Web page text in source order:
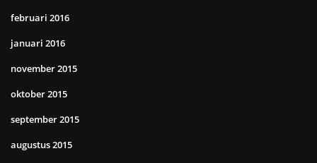
februari 2016
januari 2016
november 2015
oktober 2015
september 2015
augustus 2015